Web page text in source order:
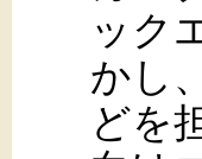
ック
かし
どを